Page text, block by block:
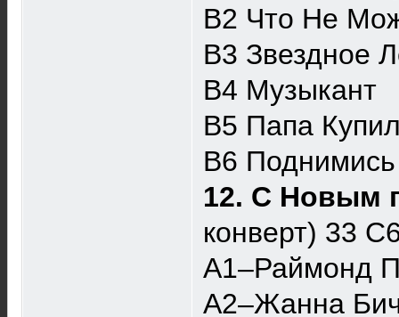
B2 Что Не
B3 Звездное
B4 Музыкант
B5 Папа
B6
12. С Новым
конверт) 33
A1–Раймонд
A2–Жанна